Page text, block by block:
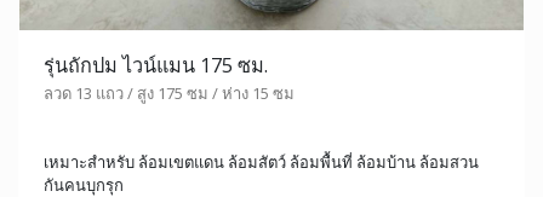
รุ่นถักปม ไวน์แมน 175 ซม.
ลวด 13 แถว / สูง 175 ซม / ห่าง 15 ซม
เหมาะสำหรับ ล้อมเขตแดน ล้อมสัตว์ ล้อมพื้นที่ ล้อมบ้าน ล้อมสวน
กันคนบุกรุก